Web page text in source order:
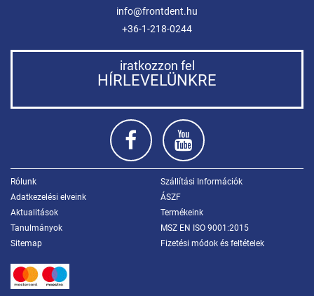
info@frontdent.hu
+36-1-218-0244
iratkozzon fel
HÍRLEVELÜNKRE
Rólunk
Szállítási Információk
Adatkezelési elveink
ÁSZF
Aktualitások
Termékeink
Tanulmányok
MSZ EN ISO 9001:2015
Sitemap
Fizetési módok és feltételek